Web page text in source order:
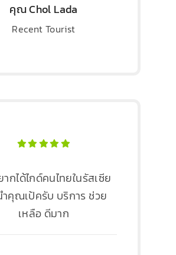
คุณ Chol Lada
Recent Tourist
ากได้ไกด์คนไทยในรัสเซีย
ำคุณเป้ครับ บริการ ช่วย
เหลือ ดีมาก